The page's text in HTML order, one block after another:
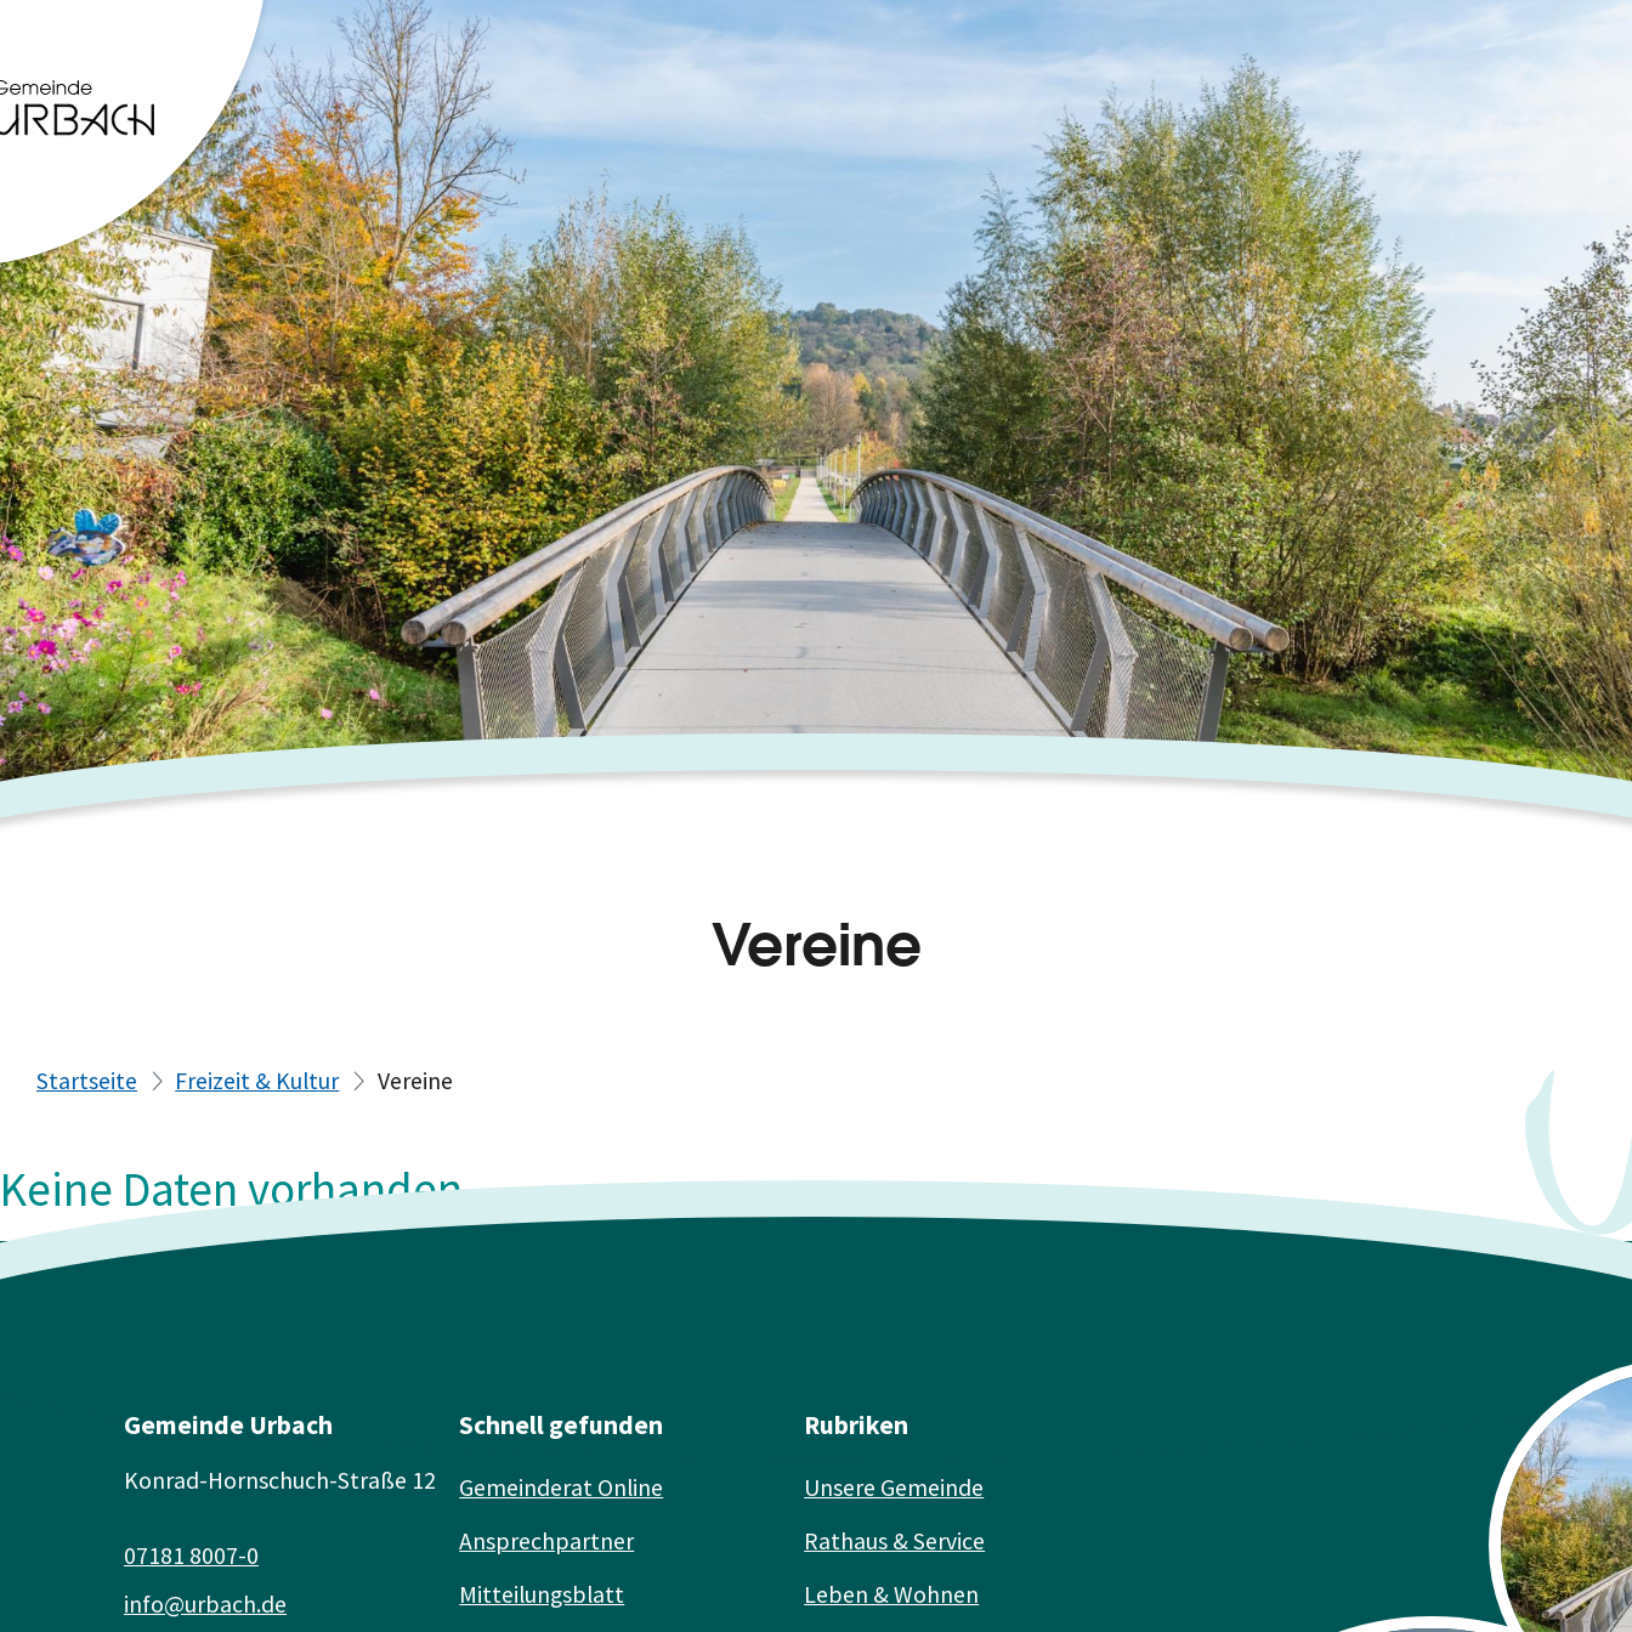
Vereine
Startseite Freizeit & Kultur Vereine
Keine Daten vorhanden
Gemeinde Urbach
Konrad-Hornschuch-Straße 12
info@urbach.de
07181 8007-0
Schnell gefunden
Gemeinderat Online
Ansprechpartner
Mitteilungsblatt
Rubriken
Unsere Gemeinde
Rathaus & Service
Leben & Wohnen